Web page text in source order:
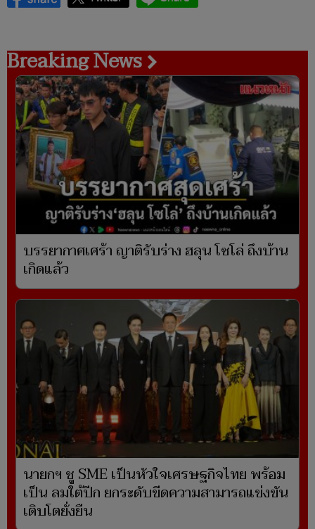
Breaking News
บรรยากาศเศร้า ญาติรับร่าง ฮลุน โซโล่ ถึงบ้าน
เกิดแล้ว
นายกฯ ชู SME เป็นหัวใจเศรษฐกิจไทย พร้อม
เป็น ลมใต้ปีก ยกระดับขีดความสามารถแข่งขัน
เติบโตยั่งยืน